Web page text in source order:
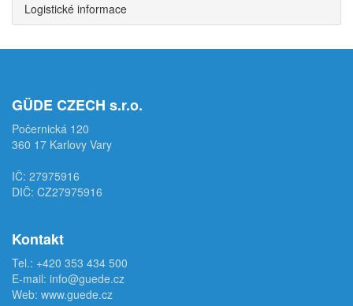
Logistické informace
GÜDE CZECH s.r.o.
Počernická 120
360 17 Karlovy Vary
IČ: 27975916
DIČ: CZ27975916
Kontakt
Tel.: +420 353 434 500
E-mail: info@guede.cz
Web: www.guede.cz